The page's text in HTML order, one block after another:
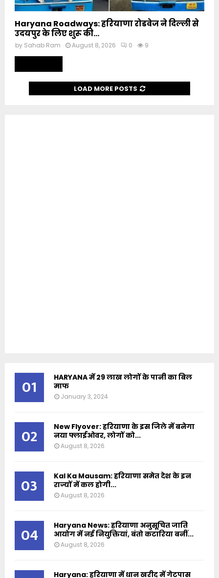
Haryana Roadways: हरियाणा रोडवेज ने दिल्ली से
उदयपुर के लिए शुरू की...
by Sahab Ram August 8, 2026 0 9
LOAD MORE POSTS
01
HARYANA में 29 लाख लोगों के पानी का बिल
माफ
January 3, 2024
02
New Flyover: हरियाणा के इस जिले में बनेगा
नया फ्लाईओवर, लोगों को...
August 8, 2026
03
Kal Ka Mausam: हरियाणा समेत देश के इन
राज्यों में कल होगी...
August 8, 2026
04
Haryana News: हरियाणा अनुसूचित जाति
आयोग में नई नियुक्तियां, बंतो कटारिया बनीं...
August 8, 2026
Haryana: हरियाणा में धान खरीद में गेटपास